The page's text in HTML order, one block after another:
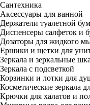
Сантехника
Аксессуары для ванной
Держатели туалетной
Диспенсеры салфеток и
Дозаторы для жидкого
Ершики и щетки для
Зеркала и зеркальные
Зеркала с подсветкой
Корзинки и лотки для
Косметические зеркала
Крючки для халатов и